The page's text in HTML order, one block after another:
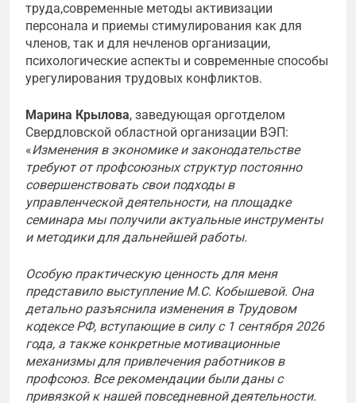
труда,современные методы активизации
персонала и приемы стимулирования как для
членов, так и для нечленов организации,
психологические аспекты и современные способы
урегулирования трудовых конфликтов.
Марина Крылова, заведующая орготделом
Свердловской областной организации ВЭП:
«Изменения в экономике и законодательстве
требуют от профсоюзных структур постоянно
совершенствовать свои подходы в
управленческой деятельности, на площадке
семинара мы получили актуальные инструменты
и методики для дальнейшей работы.
Особую практическую ценность для меня
представило выступление М.С. Кобышевой. Она
детально разъяснила изменения в Трудовом
кодексе РФ, вступающие в силу с 1 сентября 2026
года, а также конкретные мотивационные
механизмы для привлечения работников в
профсоюз. Все рекомендации были даны с
привязкой к нашей повседневной деятельности.